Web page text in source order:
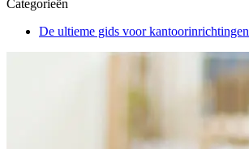
Categorieën
De ultieme gids voor kantoorinrichtingen